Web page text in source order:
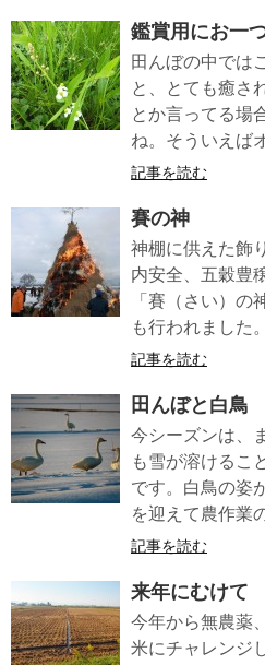
鑑賞用にお一
田んぼの中では
と、とても癒さ
とか言ってる場
ね。そういえば
記事を読む
賽の神
神棚に供えた飾
内安全、五穀豊
「賽（さい）の
も行われました
記事を読む
田んぼと白鳥
今シーズンは、
も雪が溶けるこ
です。白鳥の姿
を迎えて農作業
記事を読む
来年にむけて
今年から無農薬
米にチャレンジ